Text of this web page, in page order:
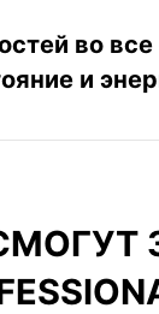
во
и